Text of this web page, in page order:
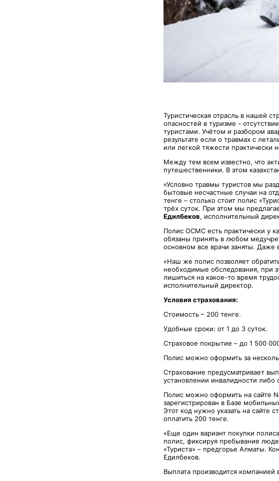
Туристическая отрасль в нашей
опасностей в туризме -
туристами. Учётом и разбором
результате если о травмах с
или легкой тяжести практически
Между тем всем известно, что
путешественники. В этом
«Условно травмы туристов мы
бытовые несчастные случаи на
тенге – столько стоит полис
трёх суток. При этом мы
Едилбеков, исполнительный
Полис ОСМС есть практически у
обязаны принять в любом
основном все врачи заняты. Даже
«Наш же полис позволяет
необходимые обследования, при
лишиться на какое-то время
исполнительный директор.
Условия страхования:
Стоимость – 200 тенге.
Удобные сроки: от 1 до 3 суток.
Страховое покрытие – до 1 500
Полис можно оформить за
Страхование предусматривает
установлении инвалидности либо
Полис можно оформить на сайте
зарегистрирован в Базе
Этот код нужно указать на сайте
оплатить 200 тенге.
«Еще один вариант покупки
полис, фиксируя пребывание
«Туриста» – предгорье Алматы.
Едилбеков.
Выплата производится компанией